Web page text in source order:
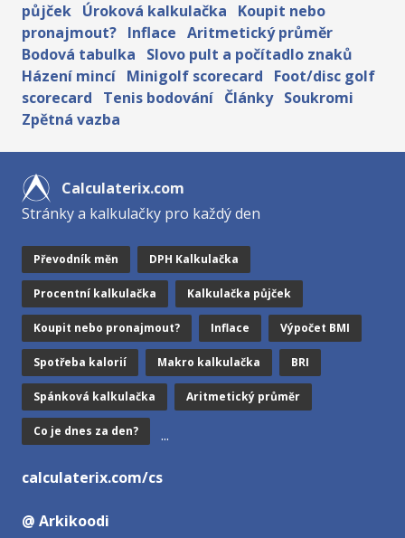
půjček Úroková kalkulačka
Koupit nebo
pronajmout? Inflace Aritmetický průměr
Bodová tabulka
Slovo pult a počítadlo znaků
Házení mincí Minigolf scorecard
Foot/disc golf
scorecard
Tenis bodování Články Soukromi
Zpětná vazba
Calculaterix.com
Stránky a kalkulačky pro každý den
Převodník měn DPH Kalkulačka
Procentní kalkulačka Kalkulačka půjček
Koupit nebo pronajmout? Inflace Výpočet BMI
Spotřeba kalorií Makro kalkulačka BRI
Spánková kalkulačka Aritmetický průměr
Co je dnes za den? ...
calculaterix.com/cs
@ Arkikoodi